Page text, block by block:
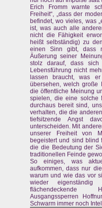
Erich Fromm warnte
Freiheit“, „dass der
befindet, wo vieles, was
ist, was auch alle
nicht die Fähigkeit
heißt selbständig) zu
einen Sinn gibt, dass
Äußerung seiner
stolz darauf, dass
Lebensführung nicht
lassen braucht, was
übersehen, welch große
die öffentliche Meinung
spielen, die eine solche
durchaus bereit sind,
verhalten, die die
tiefsitzende Angst
unterscheiden. Mit
unserer Freiheit von
begeistert und sind blind
die die Bedeutung der
traditionellen Feinde
So einiges, was
aufkommen, dass nur
warum und wie das vor
wieder
flächendeckende
Ausgangssperren
Schwarm immer noch